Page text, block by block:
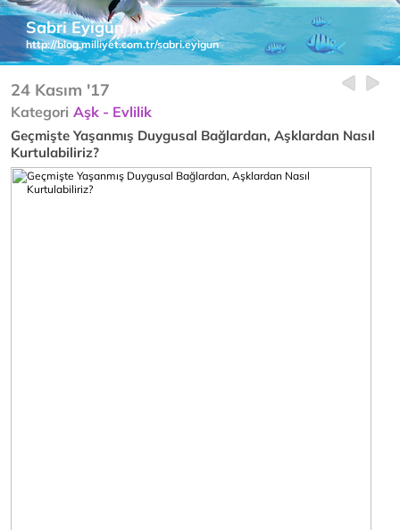
Sabri Eyigün
http://blog.milliyet.com.tr/sabri.eyigun
24 Kasım '17
Kategori Aşk - Evlilik
Geçmişte Yaşanmış Duygusal Bağlardan, Aşklardan Nasıl
Kurtulabiliriz?